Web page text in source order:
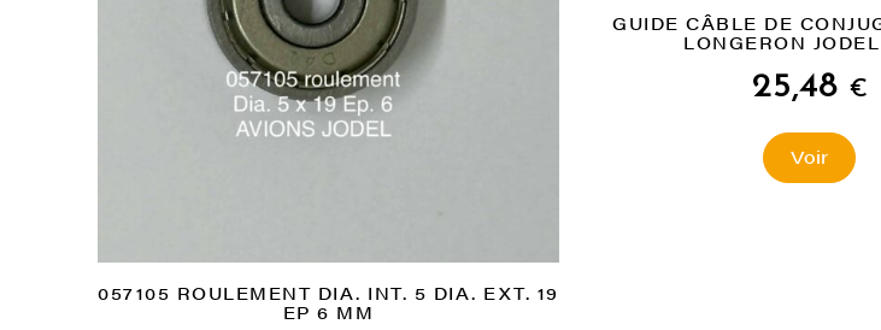
057105 ROULEMENT DIA. INT. 5 DIA. EXT. 19
EP 6 MM
GUIDE CÂBLE DE
LONGERON
25,48 €
Voir